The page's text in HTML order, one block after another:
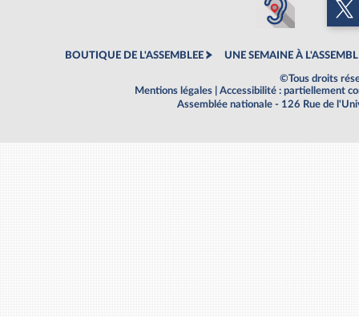
BOUTIQUE DE L'ASSEMBLEE UNE SEMAINE À
©Tous droits
Mentions légales
Accessibilité : partiellement
Assemblée nationale - 126 Rue de